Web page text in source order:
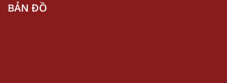
BẢN ĐỒ